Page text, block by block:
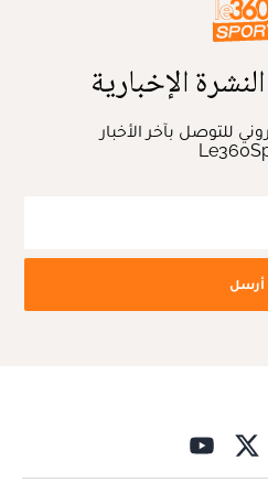
الإخبارية
للتوصل بآخر الأخبار
أرسل